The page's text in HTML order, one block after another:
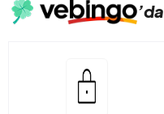
’da